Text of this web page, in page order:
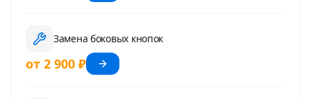
Замена боковых кнопок
от 2 900 ₽